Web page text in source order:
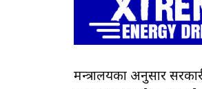
मन्त्रालयका अनुसार